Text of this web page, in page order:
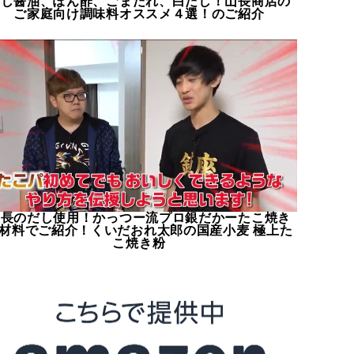
ご家庭向け調味料オススメ４選！のご紹介
のだし使用！かっつー流プロ銀だかーたこ焼き
料でご紹介！くいだおれ太郎の国産小麦 極上た
こ焼き粉